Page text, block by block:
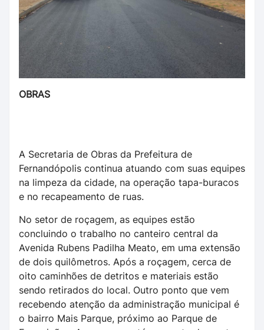
OBRAS
A Secretaria de Obras da Prefeitura de
Fernandópolis continua atuando com suas equipes
na limpeza da cidade, na operação tapa-buracos
e no recapeamento de ruas.
No setor de roçagem, as equipes estão
concluindo o trabalho no canteiro central da
Avenida Rubens Padilha Meato, em uma extensão
de dois quilômetros. Após a roçagem, cerca de
oito caminhões de detritos e materiais estão
sendo retirados do local. Outro ponto que vem
recebendo atenção da administração municipal é
o bairro Mais Parque, próximo ao Parque de